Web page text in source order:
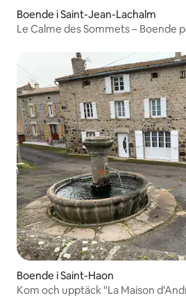
Boende i Saint-Jean-Lachalm
Le Calme des Sommets – Boende
Boende i Saint-Haon
Kom och upptäck "La Maison